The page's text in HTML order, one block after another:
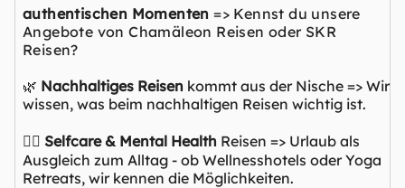
authentischen Momenten => Kennst du unsere
Angebote von Chamäleon Reisen oder SKR
Reisen?
🌿 Nachhaltiges Reisen kommt aus der Nische => Wir
wissen, was beim nachhaltigen Reisen wichtig ist.
🧘‍♀️ Selfcare & Mental Health Reisen => Urlaub als
Ausgleich zum Alltag - ob Wellnesshotels oder Yoga
Retreats, wir kennen die Möglichkeiten.